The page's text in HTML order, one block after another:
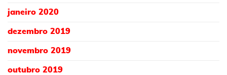
janeiro 2020
dezembro 2019
novembro 2019
outubro 2019